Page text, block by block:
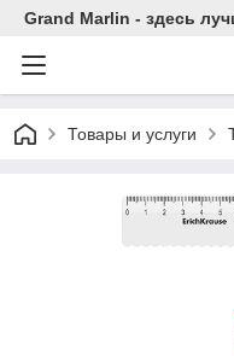
Grand Marlin - здесь
Товары и услуги